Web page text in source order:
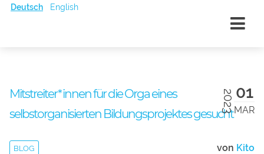
Deutsch English
01
MAR
2023
Mitstreiter*innen für die Orga eines
selbstorganisierten Bildungsprojektes gesucht
BLOG von Kito